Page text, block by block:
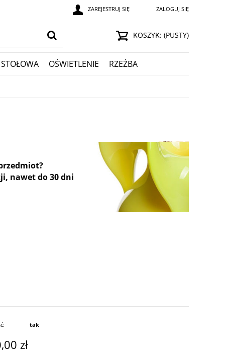
ZAREJESTRUJ SIĘ ZALOGUJ SIĘ
KOSZYK: (PUSTY)
OŚWIETLENIE
RZEŹBA
nawet do 30 dni
tak
zł